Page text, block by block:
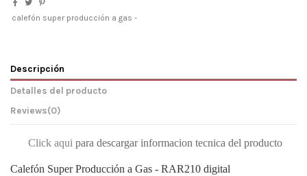
calefón super producción a gas -
Descripción
Detalles del producto
Reviews(0)
Click aqui para descargar informacion tecnica del producto
Calefón Super Producción a Gas - RAR210 digital